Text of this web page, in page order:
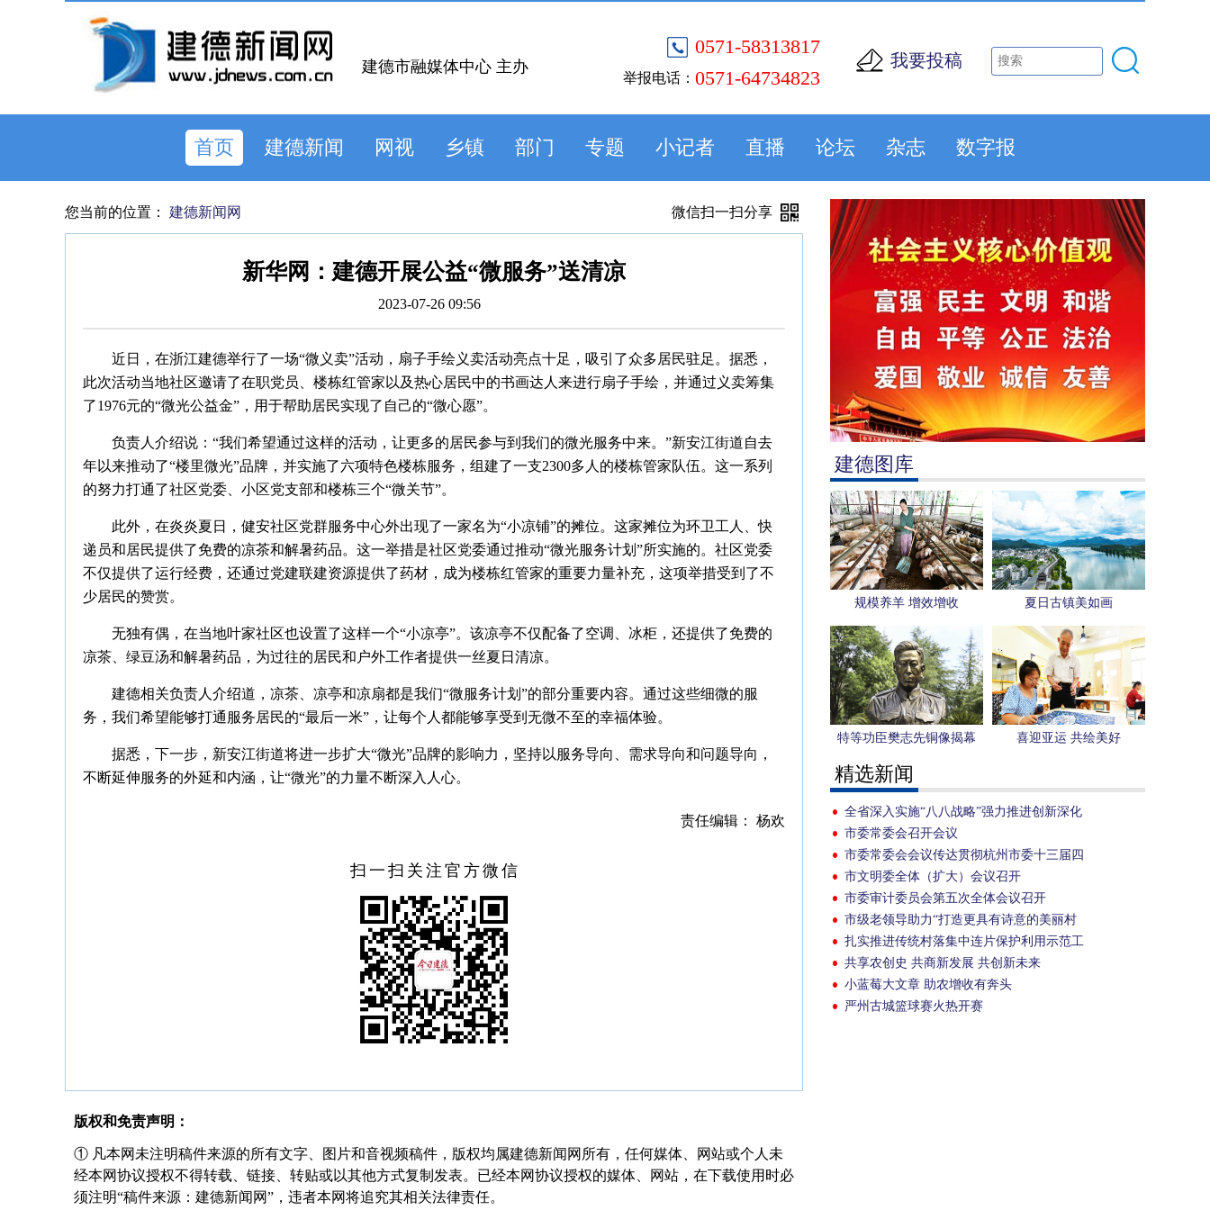
0571-58313817
举报电话： 0571-64734823
我要投稿
建德市融媒体中心 主办
首页 建德新闻 网视 乡镇 部门 专题 小记者 直播 论坛 杂志 数字报
建德图库
规模养羊 增效增收 夏日古镇美如画
特等功臣樊志先铜像揭幕 喜迎亚运 共绘美好
精选新闻
全省深入实施“八八战略”强力推进创新深化
改革攻坚
市委常委会召开会议
市委常委会会议传达贯彻杭州市委十三届四
次全会精神
市文明委全体（扩大）会议召开
市委审计委员会第五次全体会议召开
市级老领导助力“打造更具有诗意的美丽村
镇”
扎实推进传统村落集中连片保护利用示范工
作
共享农创史 共商新发展 共创新未来
小蓝莓大文章 助农增收有奔头
严州古城篮球赛火热开赛
您当前的位置： 建德新闻网 微信扫一扫分享
新华网：建德开展公益“微服务”送清凉
2023-07-26 09:56
近日，在浙江建德举行了一场“微义卖”活动，扇子手绘义卖活动亮点十足，吸引了众多居民驻足。据悉，
此次活动当地社区邀请了在职党员、楼栋红管家以及热心居民中的书画达人来进行扇子手绘，并通过义卖筹集
了1976元的“微光公益金”，用于帮助居民实现了自己的“微心愿”。
负责人介绍说：“我们希望通过这样的活动，让更多的居民参与到我们的微光服务中来。”新安江街道自去
年以来推动了“楼里微光”品牌，并实施了六项特色楼栋服务，组建了一支2300多人的楼栋管家队伍。这一系列
的努力打通了社区党委、小区党支部和楼栋三个“微关节”。
此外，在炎炎夏日，健安社区党群服务中心外出现了一家名为“小凉铺”的摊位。这家摊位为环卫工人、快
递员和居民提供了免费的凉茶和解暑药品。这一举措是社区党委通过推动“微光服务计划”所实施的。社区党委
不仅提供了运行经费，还通过党建联建资源提供了药材，成为楼栋红管家的重要力量补充，这项举措受到了不
少居民的赞赏。
无独有偶，在当地叶家社区也设置了这样一个“小凉亭”。该凉亭不仅配备了空调、冰柜，还提供了免费的
凉茶、绿豆汤和解暑药品，为过往的居民和户外工作者提供一丝夏日清凉。
建德相关负责人介绍道，凉茶、凉亭和凉扇都是我们“微服务计划”的部分重要内容。通过这些细微的服
务，我们希望能够打通服务居民的“最后一米”，让每个人都能够享受到无微不至的幸福体验。
据悉，下一步，新安江街道将进一步扩大“微光”品牌的影响力，坚持以服务导向、需求导向和问题导向，
不断延伸服务的外延和内涵，让“微光”的力量不断深入人心。
责任编辑： 杨欢
扫一扫关注官方微信
版权和免责声明：
① 凡本网未注明稿件来源的所有文字、图片和音视频稿件，版权均属建德新闻网所有，任何媒体、网站或个人未
经本网协议授权不得转载、链接、转贴或以其他方式复制发表。已经本网协议授权的媒体、网站，在下载使用时必
须注明“稿件来源：建德新闻网”，违者本网将追究其相关法律责任。